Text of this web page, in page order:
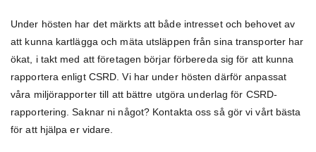
Under hösten har det märkts att både intresset och behovet av
att kunna kartlägga och mäta utsläppen från sina transporter har
ökat, i takt med att företagen börjar förbereda sig för att kunna
rapportera enligt CSRD. Vi har under hösten därför anpassat
våra miljörapporter till att bättre utgöra underlag för CSRD-
rapportering. Saknar ni något? Kontakta oss så gör vi vårt bästa
för att hjälpa er vidare.